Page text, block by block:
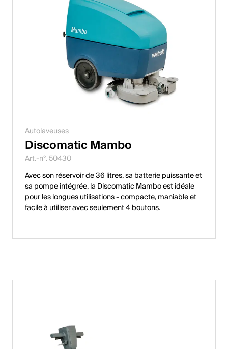
Autolaveuses
Discomatic Mambo
Art.-n°. 50430
Avec son réservoir de 36 litres, sa batterie puissante et
sa pompe intégrée, la Discomatic Mambo est idéale
pour les longues utilisations - compacte, maniable et
facile à utiliser avec seulement 4 boutons.